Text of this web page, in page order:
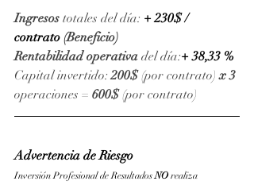
Ingresos totales del día: + 230$ /
contrato (Beneficio)
Rentabilidad operativa del día:+ 38,33 %
Capital invertido: 200$ (por contrato) x 3
operaciones = 600$ (por contrato)
Advertencia de Riesgo
Inversión Profesional de Resultados NO realiza